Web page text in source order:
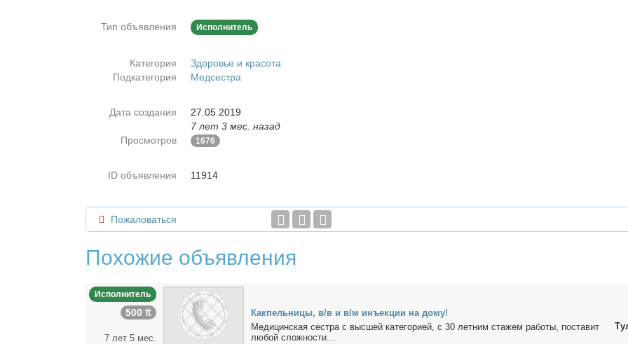
Тип объявления Исполнитель
Категория
Здоровье и красота
Подкатегория
Медсестра
Дата создания
27.05.2019
7 лет 3 мес. назад
Просмотров
1676
ID объявления 11914
Пожаловаться
Похожие объявления
Исполнитель
500 ₶
7 лет 5 мес.
Как­пель­ни­цы, в/в и в/м инъ­ек­ции на до­му!
Ме­ди­цин­ская сест­ра с выс­шей ка­те­го­ри­ей, с 30 лет­ним ста­жем ра­бо­ты, по­ста­вит
лю­бой слож­но­сти...